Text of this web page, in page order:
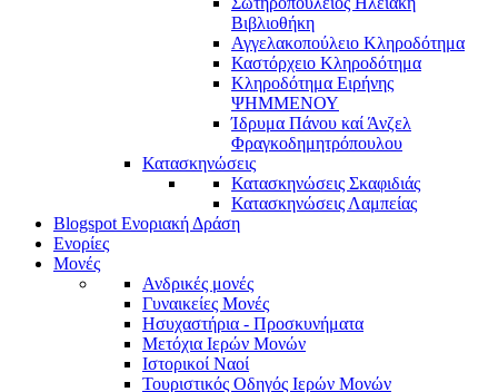
Βιβλιοθήκη
Αγγελακοπούλειο Κληροδότημα
Καστόρχειο Κληροδότημα
Κληροδότημα Ειρήνης
ΨΗΜΜΕΝΟΥ
Ίδρυμα Πάνου καί Άνζελ
Φραγκοδημητρόπουλου
Κατασκηνώσεις
Κατασκηνώσεις Σκαφιδιάς
Κατασκηνώσεις Λαμπείας
Blogspot Ενοριακή Δράση
Ενορίες
Μονές
Ανδρικές μονές
Γυναικείες Μονές
Ησυχαστήρια - Προσκυνήματα
Μετόχια Ιερών Μονών
Ιστορικοί Ναοί
Τουριστικός Οδηγός Ιερών Μονών